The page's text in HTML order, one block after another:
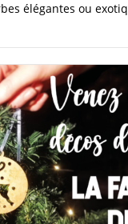
élégantes ou